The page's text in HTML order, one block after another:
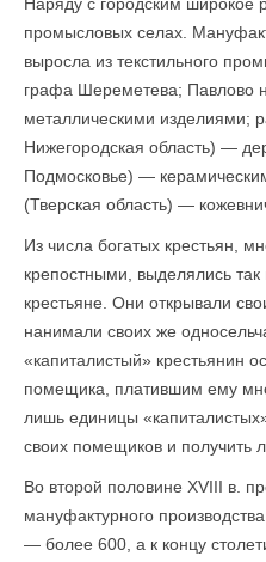
промысловых селах.
выросла из текстильного
графа Шереметева; Павлово
металлическими изделиями;
Нижегородская область) —
Подмосковье) —
(Тверская область) —
Из числа богатых крестьян,
крепостными, выделялись
крестьяне. Они открывали
нанимали своих же
«капиталистый» крестьянин
помещика, платившим ему
лишь единицы
своих помещиков и получить
Во второй половине XVIII в.
мануфактурного
— более 600, а к концу